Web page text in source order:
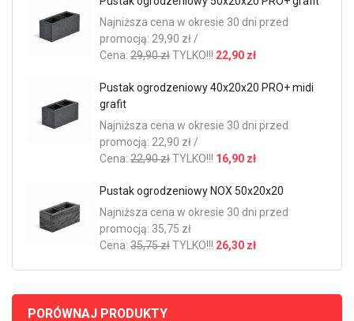
Najniższa cena w okresie 30 dni przed
promocją: 29,90 zł /
Cena: 29,90 złTYLKO!!! 22,90 zł
Pustak ogrodzeniowy 40x20x20 PRO+ midi
grafit
Najniższa cena w okresie 30 dni przed
promocją: 22,90 zł /
Cena: 22,90 złTYLKO!!! 16,90 zł
Pustak ogrodzeniowy NOX 50x20x20
Najniższa cena w okresie 30 dni przed
promocją: 35,75 zł
Cena: 35,75 złTYLKO!!! 26,30 zł
PORÓWNAJ PRODUKTY